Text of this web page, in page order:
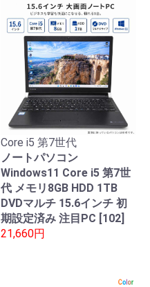
Core i5 第7世代
ノートパソコン
Windows11 Core i5 第7世
代 メモリ8GB HDD 1TB
DVDマルチ 15.6インチ 初
期設定済み 注目PC [102]
21,660円